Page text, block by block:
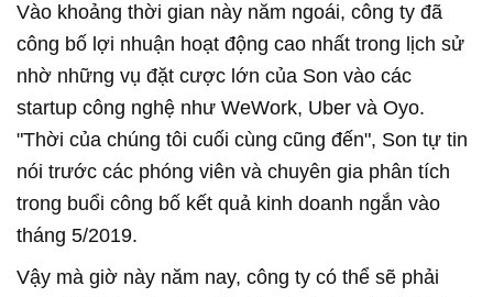
Vào khoảng thời gian này năm ngoái, công ty đã
công bố lợi nhuận hoạt động cao nhất trong lịch sử
nhờ những vụ đặt cược lớn của Son vào các
startup công nghệ như WeWork, Uber và Oyo.
"Thời của chúng tôi cuối cùng cũng đến", Son tự tin
nói trước các phóng viên và chuyên gia phân tích
trong buổi công bố kết quả kinh doanh ngắn vào
tháng 5/2019.
Vậy mà giờ này năm nay, công ty có thể sẽ phải